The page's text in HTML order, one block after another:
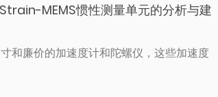
MEMS惯性测量单元的分析与建
和廉价的加速度计和陀螺仪，这些加速度